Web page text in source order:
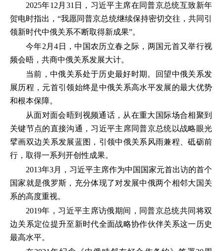
2025年12月31日，习近平主席在同普京总统互致新年
贺电时指出，“我愿同普京总统继续保持密切交往，共同引
领新时代中俄关系不断取得新成果”。
今年2月4日，中国农历立春之际，两国元首又举行视
频会晤，共商中俄关系发展大计。
当前，中俄关系处于历史最好时期。回望中俄关系发
展历程，元首引领始终是中俄关系高水平发展的最大优势
和根本保障。
从面对面会晤到视频通话，从在重大国际场合相聚到
关键节点的直接沟通，习近平主席同普京总统以战略眼光
擘画双边关系发展蓝图，引领中俄关系风雨兼程、砥砺前
行，取得一系列开创性成果。
2013年3月，习近平主席作为中国国家元首出访的首个
国家就是俄罗斯，充分体现了对发展中俄两个相邻大国关
系的高度重视。
2019年，习近平主席访俄期间，同普京总统共同将双
边关系定位提升至新时代全面战略协作伙伴关系这一历史
最高水平。